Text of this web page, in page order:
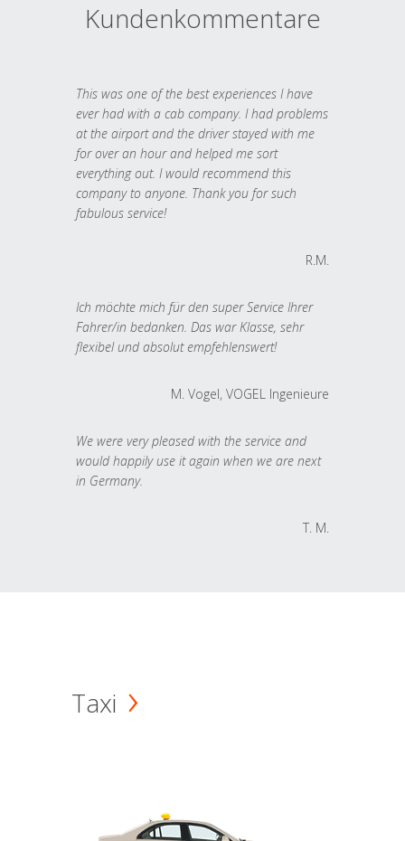
Kundenkommentare
This was one of the best experiences I have
ever had with a cab company. I had problems
at the airport and the driver stayed with me
for over an hour and helped me sort
everything out. I would recommend this
company to anyone. Thank you for such
fabulous service!
R.M.
Ich möchte mich für den super Service Ihrer
Fahrer/in bedanken. Das war Klasse, sehr
flexibel und absolut empfehlenswert!
M. Vogel, VOGEL Ingenieure
We were very pleased with the service and
would happily use it again when we are next
in Germany.
T. M.
Taxi